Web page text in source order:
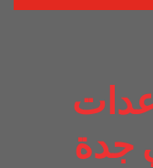
جدة